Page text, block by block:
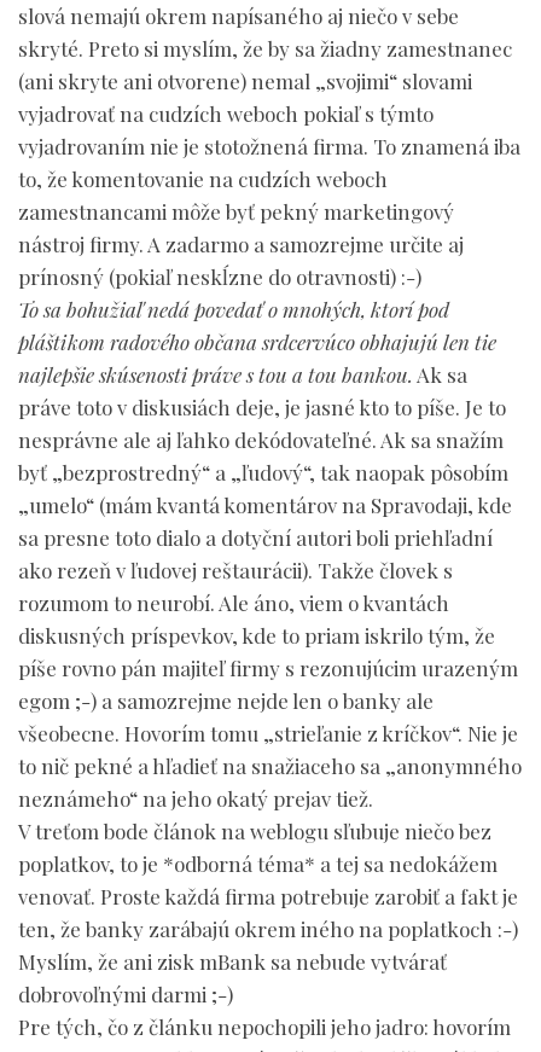
slová nemajú okrem napísaného aj niečo v sebe
skryté. Preto si myslím, že by sa žiadny zamestnanec
(ani skryte ani otvorene) nemal „svojimi“ slovami
vyjadrovať na cudzích weboch pokiaľ s týmto
vyjadrovaním nie je stotožnená firma. To znamená iba
to, že komentovanie na cudzích weboch
zamestnancami môže byť pekný marketingový
nástroj firmy. A zadarmo a samozrejme určite aj
prínosný (pokiaľ neskĺzne do otravnosti) :-)
To sa bohužiaľ nedá povedať o mnohých, ktorí pod
pláštikom radového občana srdcervúco obhajujú len tie
najlepšie skúsenosti práve s tou a tou bankou. Ak sa
práve toto v diskusiách deje, je jasné kto to píše. Je to
nesprávne ale aj ľahko dekódovateľné. Ak sa snažím
byť „bezprostredný“ a „ľudový“, tak naopak pôsobím
„umelo“ (mám kvantá komentárov na Spravodaji, kde
sa presne toto dialo a dotyční autori boli priehľadní
ako rezeň v ľudovej reštaurácii). Takže človek s
rozumom to neurobí. Ale áno, viem o kvantách
diskusných príspevkov, kde to priam iskrilo tým, že
píše rovno pán majiteľ firmy s rezonujúcim urazeným
egom ;-) a samozrejme nejde len o banky ale
všeobecne. Hovorím tomu „strieľanie z kríčkov“. Nie je
to nič pekné a hľadieť na snažiaceho sa „anonymného
neznámeho“ na jeho okatý prejav tiež.
V treťom bode článok na weblogu sľubuje niečo bez
poplatkov, to je *odborná téma* a tej sa nedokážem
venovať. Proste každá firma potrebuje zarobiť a fakt je
ten, že banky zarábajú okrem iného na poplatkoch :-)
Myslím, že ani zisk mBank sa nebude vytvárať
dobrovoľnými darmi ;-)
Pre tých, čo z článku nepochopili jeho jadro: hovorím